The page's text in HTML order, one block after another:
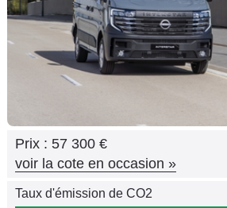
Services
Forum
Prix : 57 300 €
voir la cote en occasion »
Taux d'émission de CO2